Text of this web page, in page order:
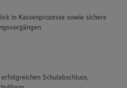
in Kassenprozesse sowie sichere
erfolgreichen Schulabschluss,